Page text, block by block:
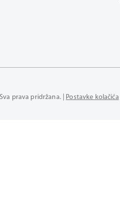
prava pridržana. | Postavke kolačića